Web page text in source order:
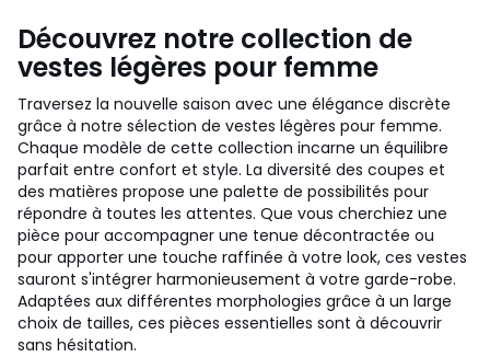
Découvrez notre collection de
vestes légères pour femme
Traversez la nouvelle saison avec une élégance discrète
grâce à notre sélection de vestes légères pour femme.
Chaque modèle de cette collection incarne un équilibre
parfait entre confort et style. La diversité des coupes et
des matières propose une palette de possibilités pour
répondre à toutes les attentes. Que vous cherchiez une
pièce pour accompagner une tenue décontractée ou
pour apporter une touche raffinée à votre look, ces vestes
sauront s'intégrer harmonieusement à votre garde-robe.
Adaptées aux différentes morphologies grâce à un large
choix de tailles, ces pièces essentielles sont à découvrir
sans hésitation.